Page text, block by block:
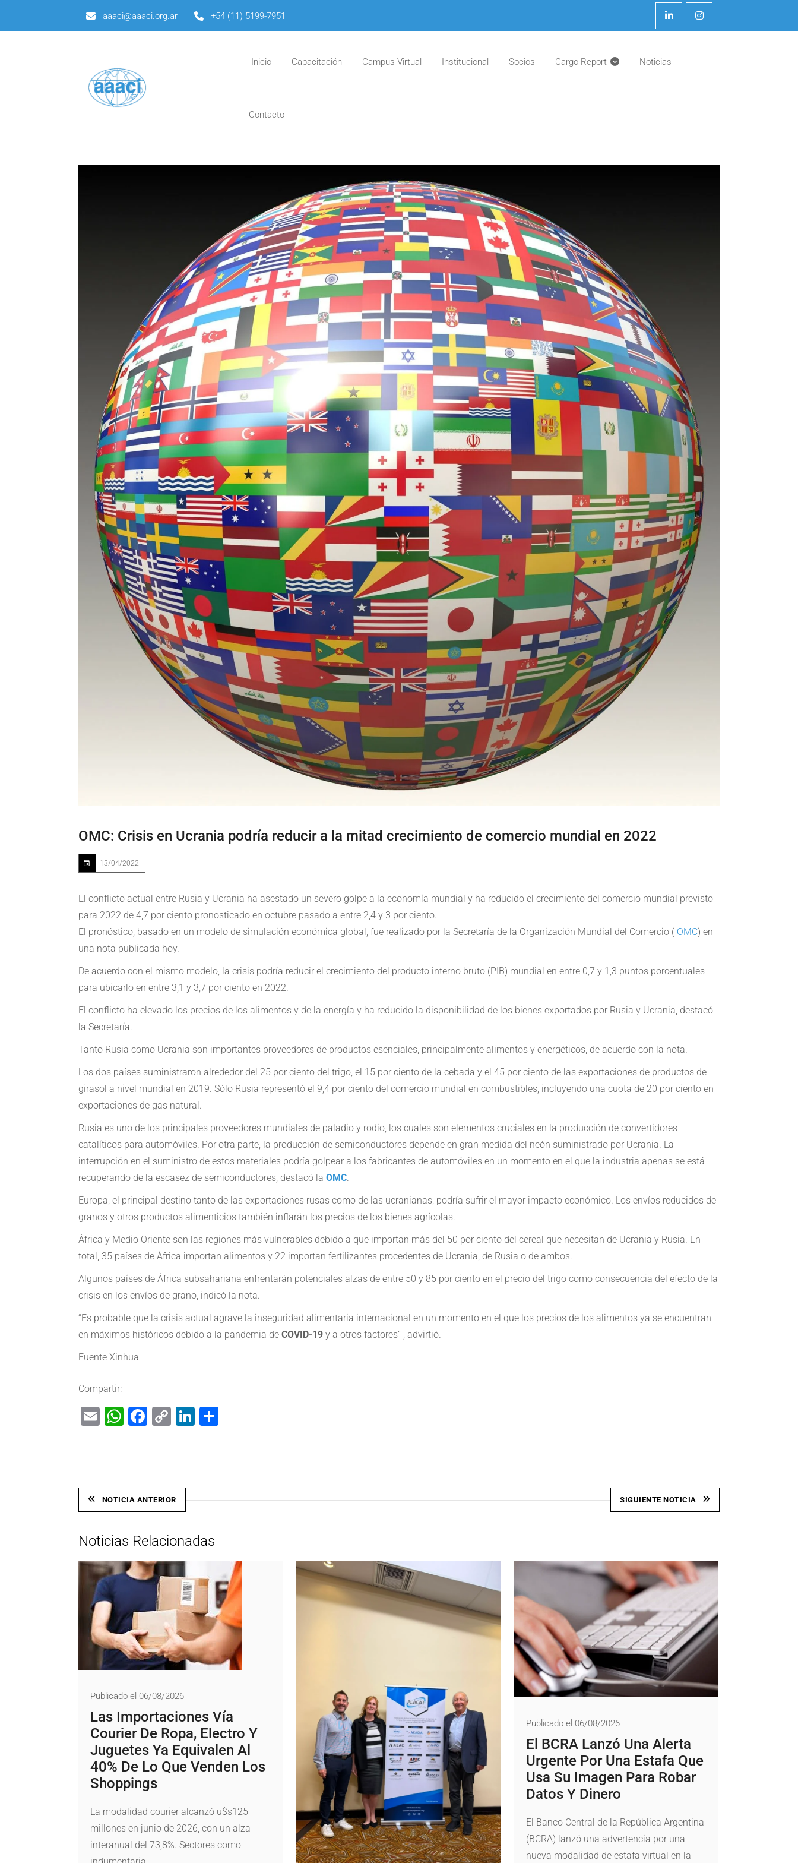
aaaci@aaaci.org.ar +54 (11) 5199-7951
Inicio Capacitación Campus Virtual Institucional Socios Cargo Report Noticias
Contacto
OMC: Crisis en Ucrania podría reducir a la mitad crecimiento de comercio mundial en 2022
13/04/2022
El conflicto actual entre Rusia y Ucrania ha asestado un severo golpe a la economía mundial y ha reducido el crecimiento del comercio mundial previsto
para 2022 de 4,7 por ciento pronosticado en octubre pasado a entre 2,4 y 3 por ciento.
El pronóstico, basado en un modelo de simulación económica global, fue realizado por la Secretaría de la Organización Mundial del Comercio ( OMC) en
una nota publicada hoy.
De acuerdo con el mismo modelo, la crisis podría reducir el crecimiento del producto interno bruto (PIB) mundial en entre 0,7 y 1,3 puntos porcentuales
para ubicarlo en entre 3,1 y 3,7 por ciento en 2022.
El conflicto ha elevado los precios de los alimentos y de la energía y ha reducido la disponibilidad de los bienes exportados por Rusia y Ucrania, destacó
la Secretaría.
Tanto Rusia como Ucrania son importantes proveedores de productos esenciales, principalmente alimentos y energéticos, de acuerdo con la nota.
Los dos países suministraron alrededor del 25 por ciento del trigo, el 15 por ciento de la cebada y el 45 por ciento de las exportaciones de productos de
girasol a nivel mundial en 2019. Sólo Rusia representó el 9,4 por ciento del comercio mundial en combustibles, incluyendo una cuota de 20 por ciento en
exportaciones de gas natural.
Rusia es uno de los principales proveedores mundiales de paladio y rodio, los cuales son elementos cruciales en la producción de convertidores
catalíticos para automóviles. Por otra parte, la producción de semiconductores depende en gran medida del neón suministrado por Ucrania. La
interrupción en el suministro de estos materiales podría golpear a los fabricantes de automóviles en un momento en el que la industria apenas se está
recuperando de la escasez de semiconductores, destacó la OMC.
Europa, el principal destino tanto de las exportaciones rusas como de las ucranianas, podría sufrir el mayor impacto económico. Los envíos reducidos de
granos y otros productos alimenticios también inflarán los precios de los bienes agrícolas.
África y Medio Oriente son las regiones más vulnerables debido a que importan más del 50 por ciento del cereal que necesitan de Ucrania y Rusia. En
total, 35 países de África importan alimentos y 22 importan fertilizantes procedentes de Ucrania, de Rusia o de ambos.
Algunos países de África subsahariana enfrentarán potenciales alzas de entre 50 y 85 por ciento en el precio del trigo como consecuencia del efecto de la
crisis en los envíos de grano, indicó la nota.
“Es probable que la crisis actual agrave la inseguridad alimentaria internacional en un momento en el que los precios de los alimentos ya se encuentran
en máximos históricos debido a la pandemia de COVID-19 y a otros factores” , advirtió.
Fuente Xinhua
Compartir:
EmailWhatsApp
Facebook
CopyLinkedIn
NOTICIA ANTERIOR SIGUIENTE NOTICIA
Noticias Relacionadas
Publicado el 06/08/2026
Las Importaciones Vía
Courier De Ropa, Electro Y
Juguetes Ya Equivalen Al
40% De Lo Que Venden Los
Shoppings
La modalidad courier alcanzó u$s125
millones en junio de 2026, con un alza
interanual del 73,8%. Sectores como
Publicado el 06/08/2026
El BCRA Lanzó Una Alerta
Urgente Por Una Estafa Que
Usa Su Imagen Para Robar
Datos Y Dinero
El Banco Central de la República Argentina
(BCRA) lanzó una advertencia por una
nueva modalidad de estafa virtual en la